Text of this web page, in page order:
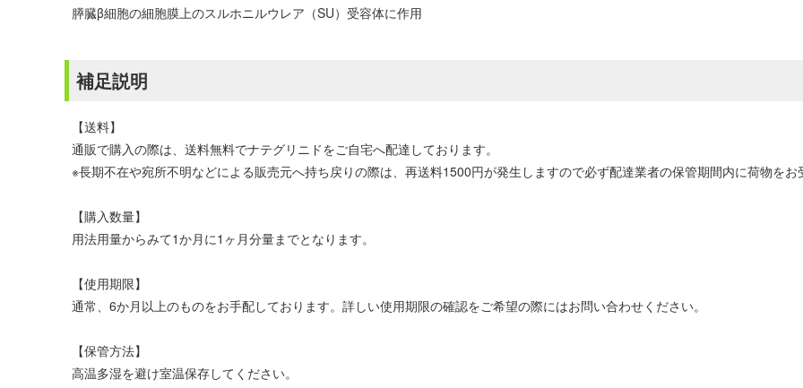
膵臓β細胞の細胞膜上のスルホニルウレア（SU）受容体に作用
補足説明
【送料】
通販で購入の際は、送料無料でナテグリニドをご自宅へ配達しております。
※長期不在や宛所不明などによる販売元へ持ち戻りの際は、再送料1500円が発生しますので必ず配達業者の保管期間内に荷物をお
【購入数量】
用法用量からみて1か月に1ヶ月分量までとなります。
【使用期限】
通常、6か月以上のものをお手配しております。詳しい使用期限の確認をご希望の際にはお問い合わせください。
【保管方法】
高温多湿を避け室温保存してください。